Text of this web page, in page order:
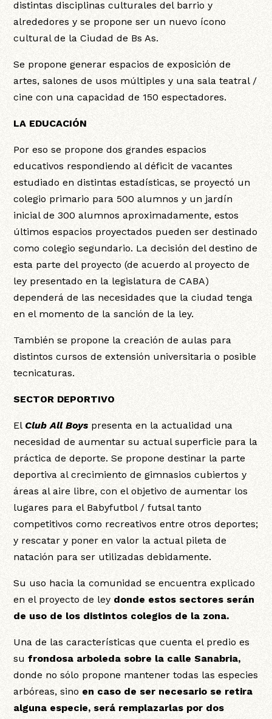
distintas disciplinas culturales del barrio y
alrededores y se propone ser un nuevo ícono
cultural de la Ciudad de Bs As.
Se propone generar espacios de exposición de
artes, salones de usos múltiples y una sala teatral /
cine con una capacidad de 150 espectadores.
LA EDUCACIÓN
Por eso se propone dos grandes espacios
educativos respondiendo al déficit de vacantes
estudiado en distintas estadísticas, se proyectó un
colegio primario para 500 alumnos y un jardín
inicial de 300 alumnos aproximadamente, estos
últimos espacios proyectados pueden ser destinado
como colegio segundario. La decisión del destino de
esta parte del proyecto (de acuerdo al proyecto de
ley presentado en la legislatura de CABA)
dependerá de las necesidades que la ciudad tenga
en el momento de la sanción de la ley.
También se propone la creación de aulas para
distintos cursos de extensión universitaria o posible
tecnicaturas.
SECTOR DEPORTIVO
ElClub All Boys presenta en la actualidad una
necesidad de aumentar su actual superficie para la
práctica de deporte. Se propone destinar la parte
deportiva al crecimiento de gimnasios cubiertos y
áreas al aire libre, con el objetivo de aumentar los
lugares para el Babyfutbol / futsal tanto
competitivos como recreativos entre otros deportes;
y rescatar y poner en valor la actual pileta de
natación para ser utilizadas debidamente.
Su uso hacia la comunidad se encuentra explicado
en el proyecto de ley donde estos sectores serán
de uso de los distintos colegios de la zona.
Una de las características que cuenta el predio es
sufrondosa arboleda sobre la calle Sanabria,
donde no sólo propone mantener todas las especies
arbóreas, sino en caso de ser necesario se retira
alguna especie, será remplazarlas por dos